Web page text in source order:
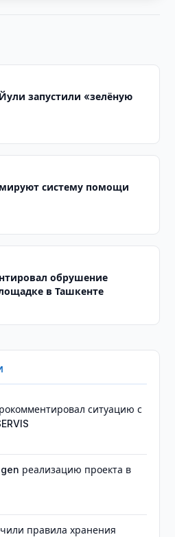
запустили «зелёную
систему помощи
обрушение
в Ташкенте
ситуацию с
реализацию проекта в
правила хранения